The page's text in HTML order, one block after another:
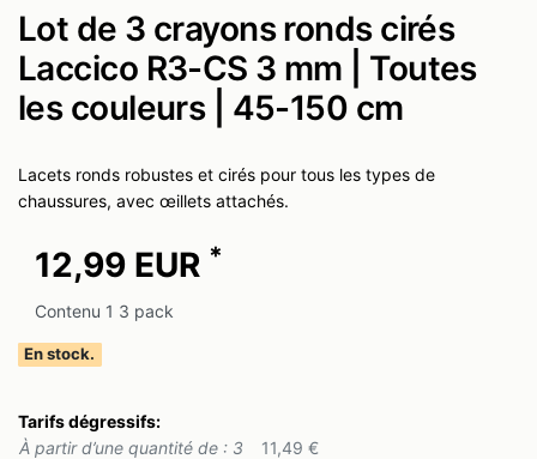
Lot de 3 crayons ronds cirés
Laccico R3-CS 3 mm | Toutes
les couleurs | 45-150 cm
Lacets ronds robustes et cirés pour tous les types de
chaussures, avec œillets attachés.
12,99 EUR *
Contenu 1 3 pack
En stock.
Tarifs dégressifs:
À partir d’une quantité de : 3
11,49 €